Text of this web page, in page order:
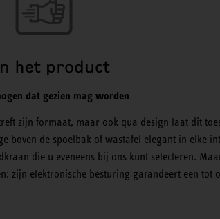
het product
dat gezien mag worden
zijn formaat, maar ook qua design laat dit
boven de spoelbak of wastafel elegant in elke
die u eveneens bij ons kunt selecteren.
zijn elektronische besturing garandeert een